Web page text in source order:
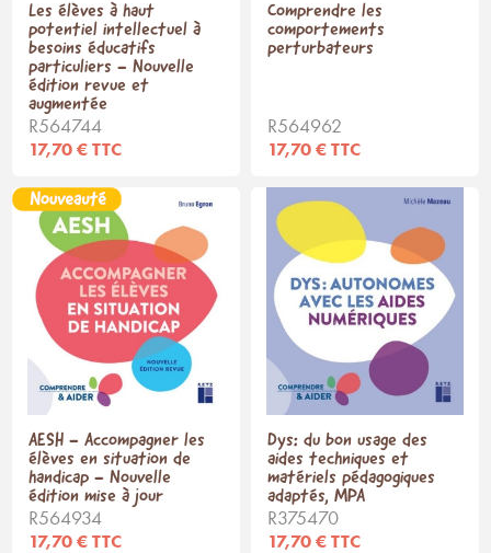
Les élèves à haut
potentiel intellectuel à
besoins éducatifs
particuliers - Nouvelle
édition revue et
augmentée
R564744
17,70 € TTC
Comprendre les
comportements
perturbateurs
R564962
17,70 € TTC
AESH - Accompagner les
élèves en situation de
handicap - Nouvelle
édition mise à jour
R564934
17,70 € TTC
Dys: du bon usage des
aides techniques et
matériels pédagogiques
adaptés, MPA
R375470
17,70 € TTC